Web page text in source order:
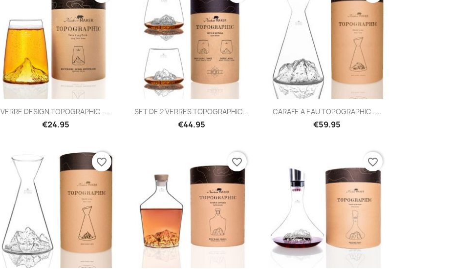
Quick view
VERRE DESIGN TOPOGRAPHIC -...
€24.95
Quick view
SET DE 2 VERRES TOPOGRAPHIC...
€44.95
Quick view
CARAFE A EAU TOPOGRAPHIC -...
€59.95
favorite_border favorite_border favorite_border